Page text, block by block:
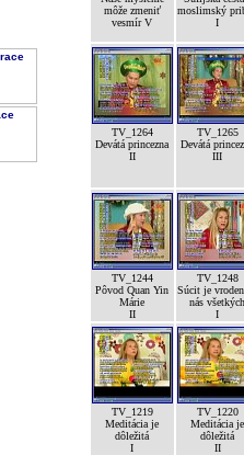
môže zmeniť
vesmír V
moslimský
I
TV_1264
Devátá princezna
II
TV_1265
Devátá
III
TV_1244
Pôvod Quan Yin
Márie
II
TV_1248
Súcit je
nás všetkých
I
TV_1219
Meditácia je
dôležitá
I
TV_1220
Meditácia je
dôležitá
II